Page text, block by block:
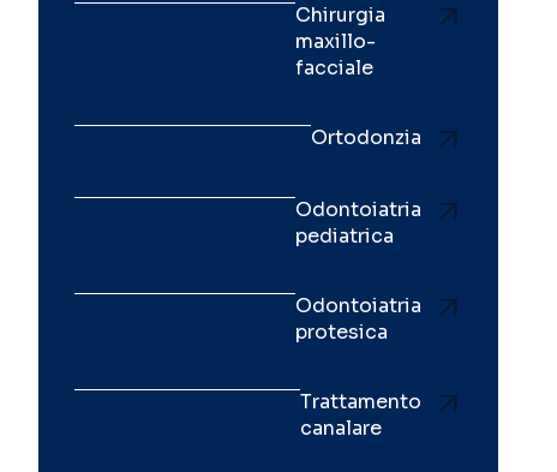
Chirurgia
maxillo-
facciale
Ortodonzia
Odontoiatria
pediatrica
Odontoiatria
protesica
Trattamento
canalare